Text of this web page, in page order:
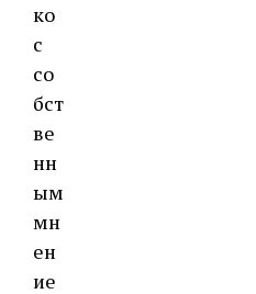
ко
с
со
бст
ве
нн
ым
мн
ен
ие